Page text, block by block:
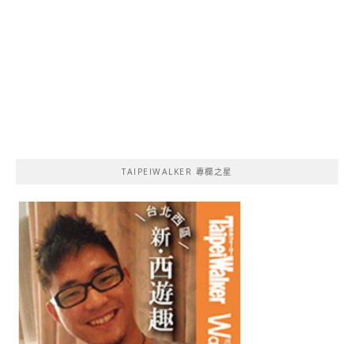
TAIPEIWALKER 專欄之星